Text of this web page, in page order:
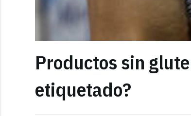
Productos sin
etiquetado?